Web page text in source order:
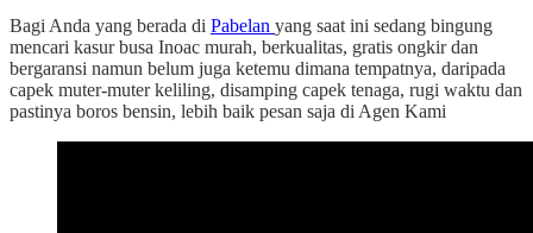
Bagi Anda yang berada di Pabelan yang saat ini sedang bingung
mencari kasur busa Inoac murah, berkualitas, gratis ongkir dan
bergaransi namun belum juga ketemu dimana tempatnya, daripada
capek muter-muter keliling, disamping capek tenaga, rugi waktu dan
pastinya boros bensin, lebih baik pesan saja di Agen Kami